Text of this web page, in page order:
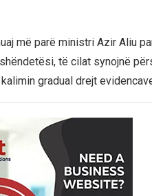
më parë ministri Azir Aliu
të cilat synojnë
gradual drejt